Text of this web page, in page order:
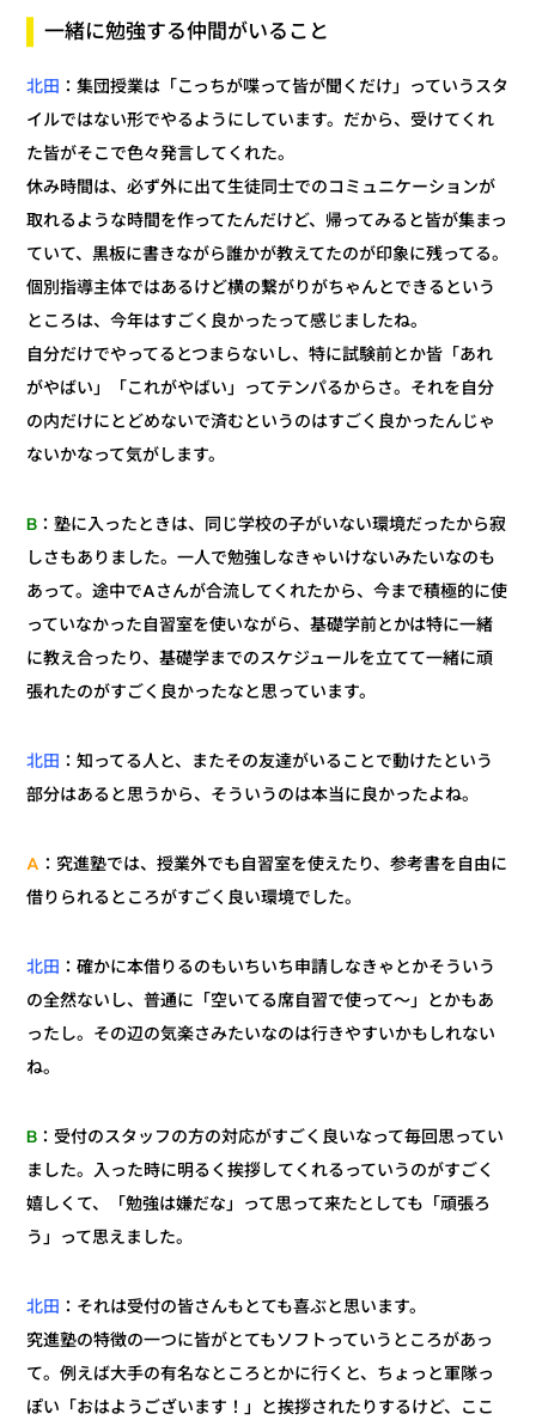
一緒に勉強する仲間がいること
北田 ：集団授業は「こっちが喋って皆が聞くだけ」っていうスタ
イルではない形でやるようにしています。だから、受けてくれ
た皆がそこで色々発言してくれた。
休み時間は、必ず外に出て生徒同士でのコミュニケーションが
取れるような時間を作ってたんだけど、帰ってみると皆が集まっ
ていて、黒板に書きながら誰かが教えてたのが印象に残ってる。
個別指導主体ではあるけど横の繋がりがちゃんとできるという
ところは、今年はすごく良かったって感じましたね。
自分だけでやってるとつまらないし、特に試験前とか皆「あれ
がやばい」「これがやばい」ってテンパるからさ。それを自分
の内だけにとどめないで済むというのはすごく良かったんじゃ
ないかなって気がします。
B ：塾に入ったときは、同じ学校の子がいない環境だったから寂
しさもありました。一人で勉強しなきゃいけないみたいなのも
あって。途中でAさんが合流してくれたから、今まで積極的に使
っていなかった自習室を使いながら、基礎学前とかは特に一緒
に教え合ったり、基礎学までのスケジュールを立てて一緒に頑
張れたのがすごく良かったなと思っています。
北田 ：知ってる人と、またその友達がいることで動けたという
部分はあると思うから、そういうのは本当に良かったよね。
A ：究進塾では、授業外でも自習室を使えたり、参考書を自由に
借りられるところがすごく良い環境でした。
北田 ：確かに本借りるのもいちいち申請しなきゃとかそういう
の全然ないし、普通に「空いてる席自習で使って～」とかもあ
ったし。その辺の気楽さみたいなのは行きやすいかもしれない
ね。
B ：受付のスタッフの方の対応がすごく良いなって毎回思ってい
ました。入った時に明るく挨拶してくれるっていうのがすごく
嬉しくて、「勉強は嫌だな」って思って来たとしても「頑張ろ
う」って思えました。
北田 ：それは受付の皆さんもとても喜ぶと思います。
究進塾の特徴の一つに皆がとてもソフトっていうところがあっ
て。例えば大手の有名なところとかに行くと、ちょっと軍隊っ
ぽい「おはようございます！」と挨拶されたりするけど、ここ